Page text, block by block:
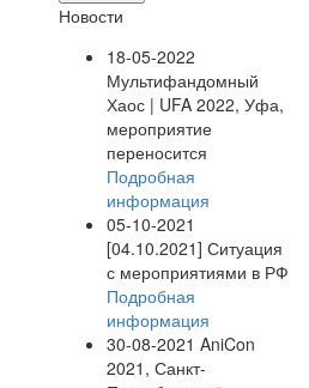
Новости
18-05-2022
Мультифандомный
Хаос | UFA 2022, Уфа,
мероприятие
переносится
Подробная
информация
05-10-2021
[04.10.2021] Ситуация
с мероприятиями в РФ
Подробная
информация
30-08-2021 AniCon
2021, Санкт-